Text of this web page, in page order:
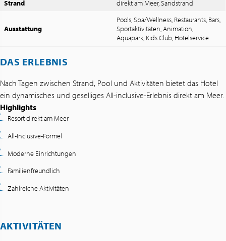
Strand direkt am Meer, Sandstrand
Ausstattung
Pools, Spa/Wellness, Restaurants, Bars,
Sportaktivitäten, Animation,
Aquapark, Kids Club, Hotelservice
DAS ERLEBNIS
Nach Tagen zwischen Strand, Pool und Aktivitäten bietet das Hotel
ein dynamisches und geselliges All-inclusive-Erlebnis direkt am Meer.
Highlights
Resort direkt am Meer
All-Inclusive-Formel
Moderne Einrichtungen
Familienfreundlich
Zahlreiche Aktivitäten
AKTIVITÄTEN